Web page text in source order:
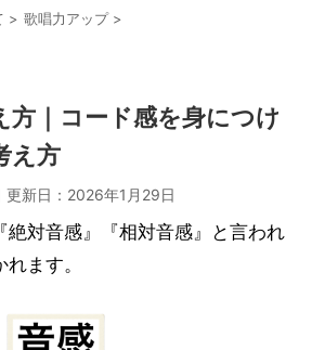
> 歌唱力アップ >
方｜コード感を身につけ
え方
新日： 2026年1月29日
絶対音感』『相対音感』と言われ
ます。